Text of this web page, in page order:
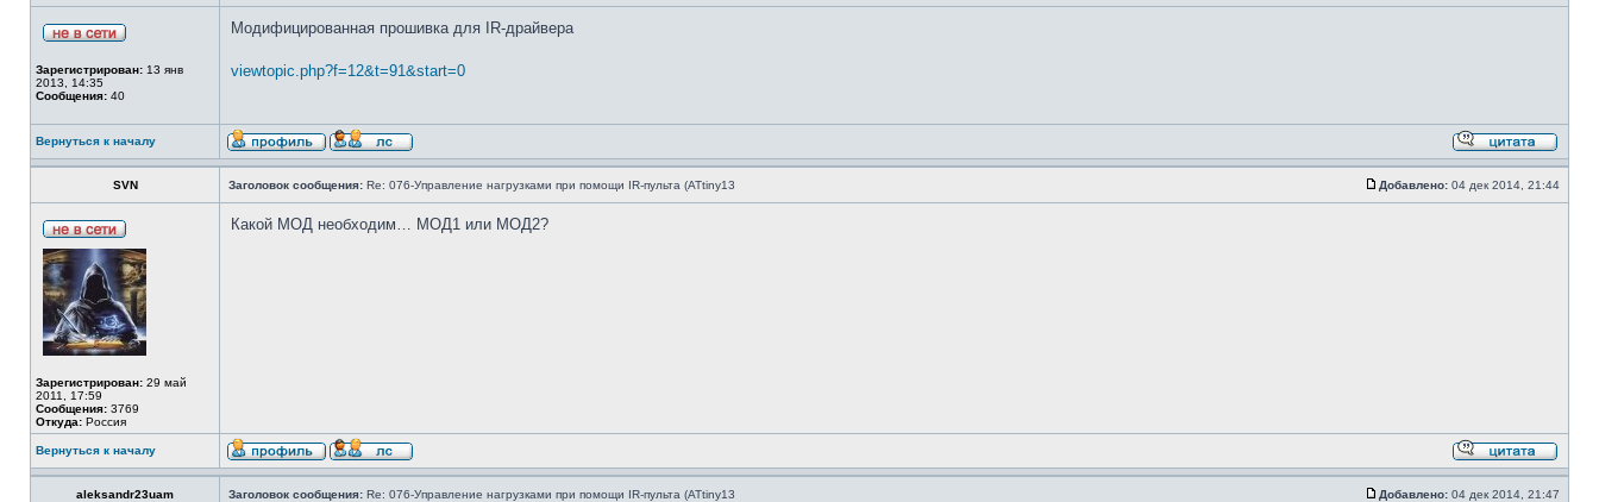
Зарегистрирован: 13 янв
2013, 14:35
Сообщения: 40
Модифицированная прошивка для IR-драйвера
viewtopic.php?f=12&t=91&start=0
Вернуться к началу
SVN Заголовок сообщения: Re: 076-Управление нагрузками при помощи IR-пульта (ATtiny13 Добавлено: 04 дек 2014, 21:44
Зарегистрирован: 29 май
2011, 17:59
Сообщения: 3769
Откуда: Россия
Какой МОД необходим… МОД1 или МОД2?
Вернуться к началу
aleksandr23uam Заголовок сообщения: Re: 076-Управление нагрузками при помощи IR-пульта (ATtiny13 Добавлено: 04 дек 2014, 21:47